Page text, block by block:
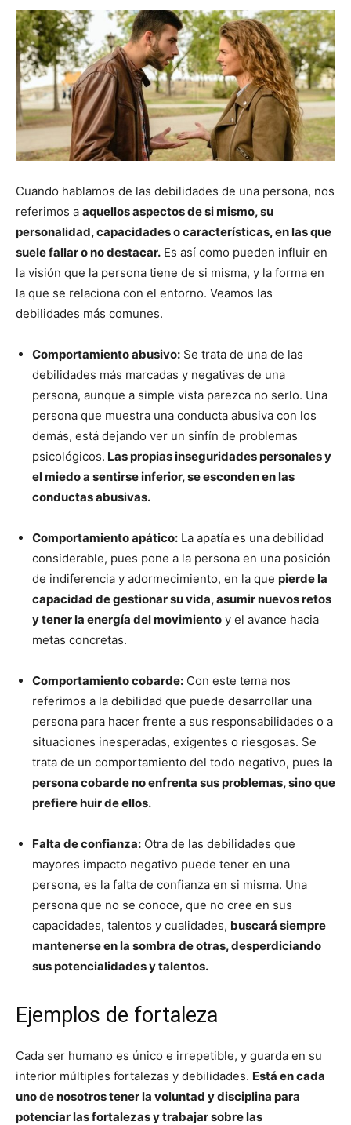
Cuando hablamos de las debilidades de una persona, nos
referimos a aquellos aspectos de si mismo, su
personalidad, capacidades o características, en las que
suele fallar o no destacar. Es así como pueden influir en
la visión que la persona tiene de si misma, y la forma en
la que se relaciona con el entorno. Veamos las
debilidades más comunes.
Comportamiento abusivo: Se trata de una de las
debilidades más marcadas y negativas de una
persona, aunque a simple vista parezca no serlo. Una
persona que muestra una conducta abusiva con los
demás, está dejando ver un sinfín de problemas
psicológicos. Las propias inseguridades personales y
el miedo a sentirse inferior, se esconden en las
conductas abusivas.
Comportamiento apático: La apatía es una debilidad
considerable, pues pone a la persona en una posición
de indiferencia y adormecimiento, en la que pierde la
capacidad de gestionar su vida, asumir nuevos retos
y tener la energía del movimiento y el avance hacia
metas concretas.
Comportamiento cobarde: Con este tema nos
referimos a la debilidad que puede desarrollar una
persona para hacer frente a sus responsabilidades o a
situaciones inesperadas, exigentes o riesgosas. Se
trata de un comportamiento del todo negativo, pues la
persona cobarde no enfrenta sus problemas, sino que
prefiere huir de ellos.
Falta de confianza: Otra de las debilidades que
mayores impacto negativo puede tener en una
persona, es la falta de confianza en si misma. Una
persona que no se conoce, que no cree en sus
capacidades, talentos y cualidades, buscará siempre
mantenerse en la sombra de otras, desperdiciando
sus potencialidades y talentos.
Ejemplos de fortaleza
Cada ser humano es único e irrepetible, y guarda en su
interior múltiples fortalezas y debilidades. Está en cada
uno de nosotros tener la voluntad y disciplina para
potenciar las fortalezas y trabajar sobre las